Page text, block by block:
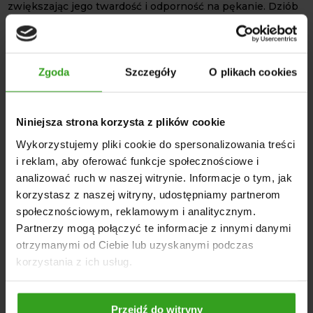
Zgoda Szczegóły O plikach cookies
Niniejsza strona korzysta z plików cookie
Wykorzystujemy pliki cookie do spersonalizowania treści
i reklam, aby oferować funkcje społecznościowe i
analizować ruch w naszej witrynie. Informacje o tym, jak
korzystasz z naszej witryny, udostępniamy partnerom
społecznościowym, reklamowym i analitycznym.
Partnerzy mogą połączyć te informacje z innymi danymi
otrzymanymi od Ciebie lub uzyskanymi podczas
korzystania z ich usług.
Przejdź do witryny
zwiększając jego twardość i odporność na pękanie. Dziób
dłuto może, więc zachować swoje właściwości robocze
przez długi czas. Dłuższa żywotność części oznacza
eksploatacji. Takie właściwości mają kluczowe znaczenie
agregatach uprawowych typu Horsch oraz pochodnych.
Odpowiednio dobrany kształt dziobu zapewnia efektywne
wnikanie w glebę, redukując opór. Postaw na produkt,
który wyróżnia się wysoką odpornością na intensywne
ścieranie w glebie! Jest to rozwiązane polecane
wszystkim rolnikom poszukującym połączenia jakości,
trwałości oraz precyzji wykonania dłuta.
DANE TECHCNICZNE
Typ: dziób dłuto redlica, 2-otworowa
Wymiary: 29 × 8 × 2,2 cm